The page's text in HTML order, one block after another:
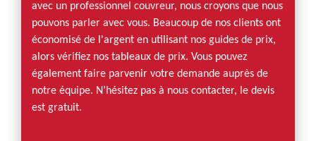
avec un professionnel couvreur, nous croyons que nous
pouvons parler avec vous. Beaucoup de nos clients ont
économisé de l'argent en utilisant nos guides de prix,
alors vérifiez nos tableaux de prix. Vous pouvez
également faire parvenir votre demande auprès de
notre équipe. N’hésitez pas à nous contacter, le devis
est gratuit.